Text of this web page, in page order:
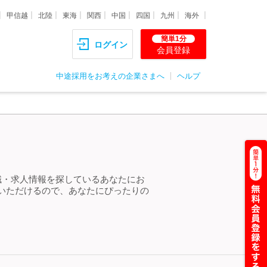
甲信越 北陸 東海 関西 中国 四国 九州 海外
ログイン
簡単1分
会員登録
中途採用をお考えの企業さまへ ヘルプ
求人情報を探しているあなたにお
ただけるので、あなたにぴったりの